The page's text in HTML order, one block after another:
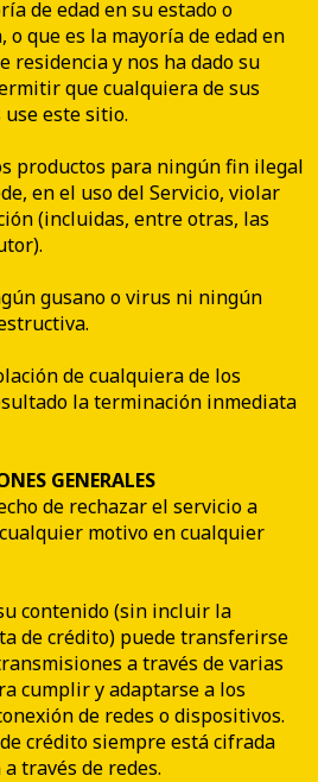
de edad en su estado o
que es la mayoría de edad en
residencia y nos ha dado su
que cualquiera de sus
este sitio.
productos para ningún fin ilegal
en el uso del Servicio, violar
(incluidas, entre otras, las
gusano o virus ni ningún
de cualquiera de los
la terminación inmediata
GENERALES
de rechazar el servicio a
motivo en cualquier
contenido (sin incluir la
de crédito) puede transferirse
a través de varias
cumplir y adaptarse a los
de redes o dispositivos.
crédito siempre está cifrada
través de redes.